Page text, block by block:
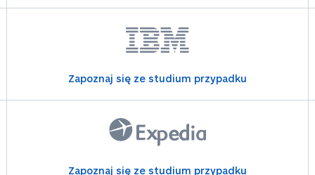
Zapoznaj się ze studium przypadku
Zapoznaj się ze studium przypadku